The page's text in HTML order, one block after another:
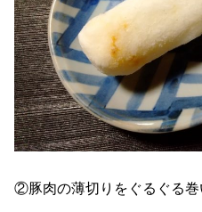
②豚肉の薄切りをぐるぐる巻